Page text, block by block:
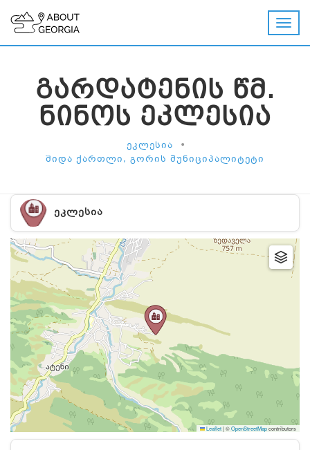
ᲒᲐᲠᲓᲐᲢᲔᲜᲘᲡ ᲬᲛ.
ᲜᲘᲜᲝᲡ ᲔᲙᲚᲔᲡᲘᲐ
ᲔᲙᲚᲔᲡᲘᲐ •
ᲨᲘᲓᲐ ᲥᲐᲠᲗᲚᲘ, ᲒᲝᲠᲘᲡ ᲛᲣᲜᲘᲪᲘᲞᲐᲚᲘᲢᲔᲢᲘ
ᲔᲙᲚᲔᲡᲘᲐ
Leaflet|©OpenStreetMapcontributors